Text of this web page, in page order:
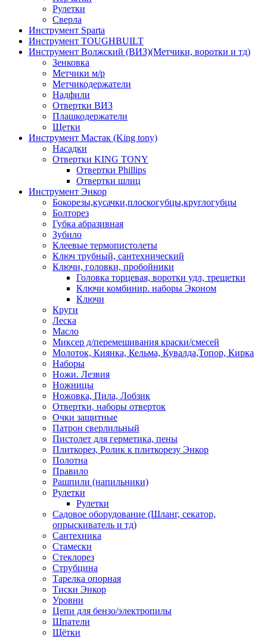
Рулетки
Сверла
Инструмент Sparta
Инструмент TOUGHBUILT
Инструмент Волжский (ВИЗ)(Метчики, воротки и тд)
Зенковка
Метчики м/р
Метчикодержатели
Надфили
Отвертки ВИЗ
Плашкодержатели
Щетки
Инструмент Мастак (King tony)
Насадки
Отвертки KING TONY
Отвертки Phillips
Отвертки шлиц
Инструмент Энкор
Бокорезы,кусачки,плоскогубцы,круглогубцы
Болторез
Губка абразивная
Зубило
Клеевые термопистолеты
Ключ трубный, сантехнический
Ключи, головки, пробойники
Головка торцевая, воротки удл, трещетки
Ключи комбинир. наборы Эконом
Ключи
Круги
Леска
Масло
Миксер д/перемешивания краски/смесей
Молоток, Киянка, Кельма, Кувалда,Топор, Кирка
Наборы
Ножи. Лезвия
Ножницы
Ножовка, Пила, Лобзик
Отвертки, наборы отверток
Очки защитные
Патрон сверлильный
Пистолет для герметика, пены
Плиткорез, Ролик к плиткорезу Энкор
Полотна
Правило
Рашпили (напильники)
Рулетки
Рулетки
Садовое оборудование (Шланг, секатор,
опрыскиватель и тд)
Сантехника
Стамески
Стеклорез
Струбцина
Тарелка опорная
Тиски Энкор
Уровни
Цепи для бензо/электропилы
Шпатели
Щётки